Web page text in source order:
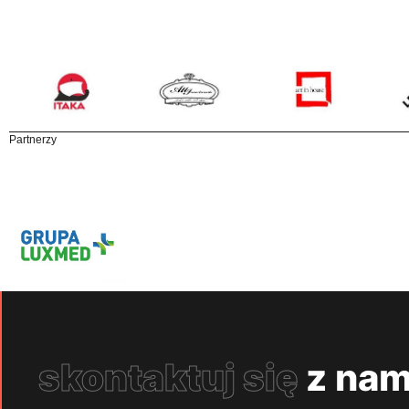
Partnerzy
skontaktuj się z